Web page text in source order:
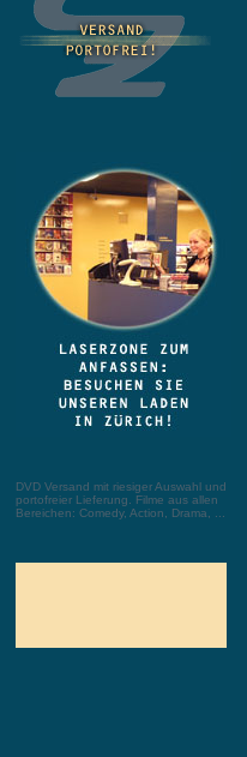
DVD Versand mit riesiger Auswahl und
portofreier Lieferung. Filme aus allen
Bereichen: Comedy, Action, Drama, ...